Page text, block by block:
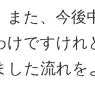
また、今後
けですけれ
した流れを